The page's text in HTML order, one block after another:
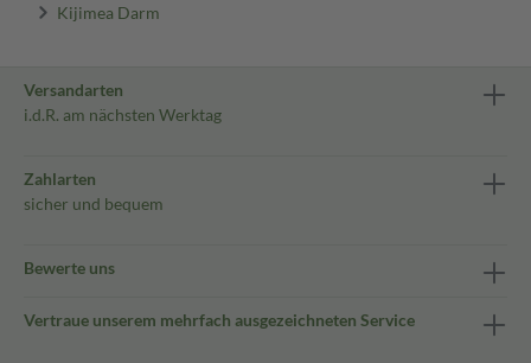
Kijimea Darm
Versandarten
i.d.R. am nächsten Werktag
Zahlarten
sicher und bequem
Bewerte uns
Vertraue unserem mehrfach ausgezeichneten Service